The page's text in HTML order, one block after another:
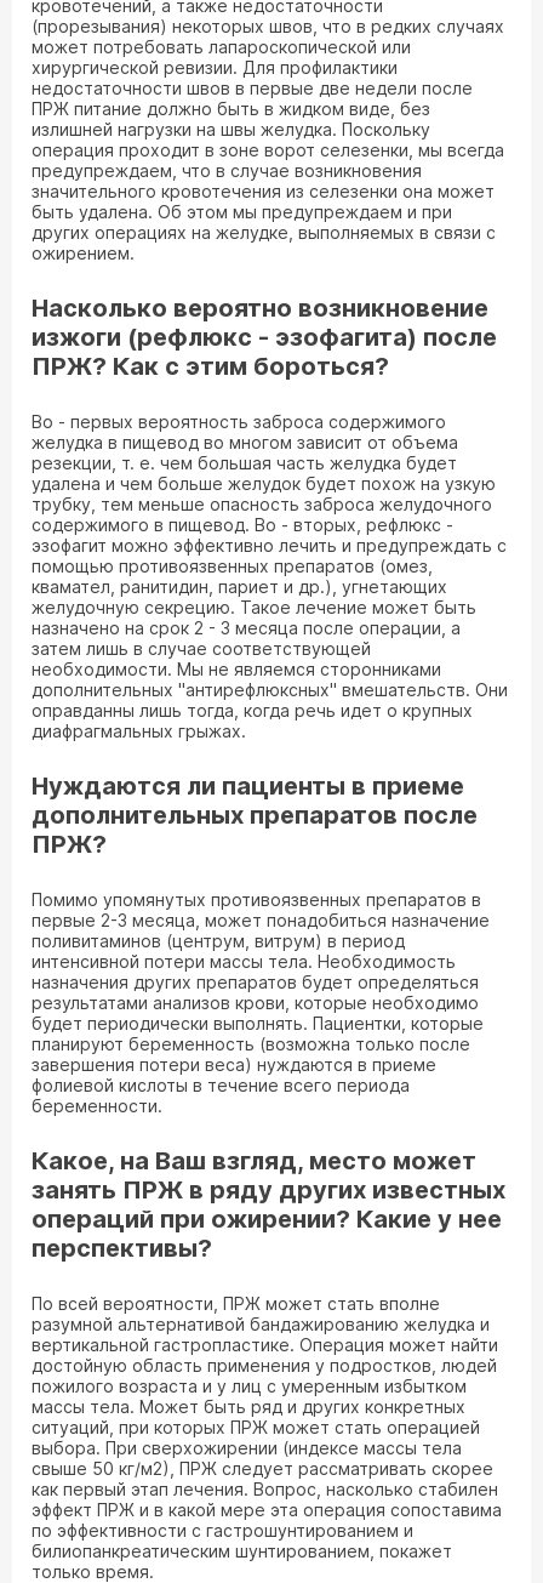
кровотечений, а также недостаточности
(прорезывания) некоторых швов, что в редких случаях
может потребовать лапароскопической или
хирургической ревизии. Для профилактики
недостаточности швов в первые две недели после
ПРЖ питание должно быть в жидком виде, без
излишней нагрузки на швы желудка. Поскольку
операция проходит в зоне ворот селезенки, мы всегда
предупреждаем, что в случае возникновения
значительного кровотечения из селезенки она может
быть удалена. Об этом мы предупреждаем и при
других операциях на желудке, выполняемых в связи с
ожирением.
Насколько вероятно возникновение
изжоги (рефлюкс - эзофагита) после
ПРЖ? Как с этим бороться?
Во - первых вероятность заброса содержимого
желудка в пищевод во многом зависит от объема
резекции, т. е. чем большая часть желудка будет
удалена и чем больше желудок будет похож на узкую
трубку, тем меньше опасность заброса желудочного
содержимого в пищевод. Во - вторых, рефлюкс -
эзофагит можно эффективно лечить и предупреждать с
помощью противоязвенных препаратов (омез,
квамател, ранитидин, париет и др.), угнетающих
желудочную секрецию. Такое лечение может быть
назначено на срок 2 - 3 месяца после операции, а
затем лишь в случае соответствующей
необходимости. Мы не являемся сторонниками
дополнительных "антирефлюксных" вмешательств. Они
оправданны лишь тогда, когда речь идет о крупных
диафрагмальных грыжах.
Нуждаются ли пациенты в приеме
дополнительных препаратов после
ПРЖ?
Помимо упомянутых противоязвенных препаратов в
первые 2-3 месяца, может понадобиться назначение
поливитаминов (центрум, витрум) в период
интенсивной потери массы тела. Необходимость
назначения других препаратов будет определяться
результатами анализов крови, которые необходимо
будет периодически выполнять. Пациентки, которые
планируют беременность (возможна только после
завершения потери веса) нуждаются в приеме
фолиевой кислоты в течение всего периода
беременности.
Какое, на Ваш взгляд, место может
занять ПРЖ в ряду других известных
операций при ожирении? Какие у нее
перспективы?
По всей вероятности, ПРЖ может стать вполне
разумной альтернативой бандажированию желудка и
вертикальной гастропластике. Операция может найти
достойную область применения у подростков, людей
пожилого возраста и у лиц с умеренным избытком
массы тела. Может быть ряд и других конкретных
ситуаций, при которых ПРЖ может стать операцией
выбора. При сверхожирении (индексе массы тела
свыше 50 кг/м2), ПРЖ следует рассматривать скорее
как первый этап лечения. Вопрос, насколько стабилен
эффект ПРЖ и в какой мере эта операция сопоставима
по эффективности с гастрошунтированием и
билиопанкреатическим шунтированием, покажет
только время.